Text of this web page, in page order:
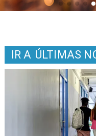
IR A ÚLTIMAS